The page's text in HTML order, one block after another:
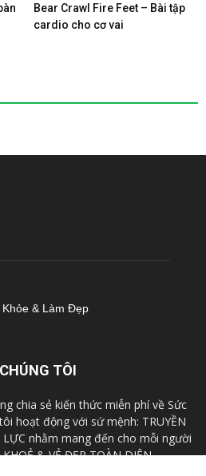
Bear Crawl Fire Feet – Bài tập
cardio cho cơ vai
TÔI
chia sẻ kiến thức miễn phí về Sức
hoạt động với sứ mệnh: TRUYỀN
nhằm mang đến cho mỗi người
& VẺ ĐẸP TOÀN DIỆN